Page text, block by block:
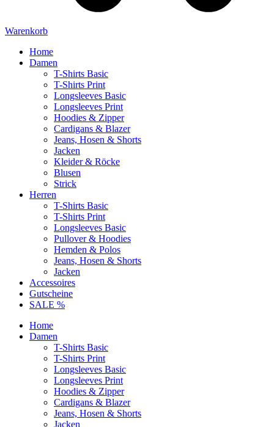
Warenkorb
Home
Damen
T-Shirts Basic
T-Shirts Print
Longsleeves Basic
Longsleeves Print
Hoodies & Zipper
Cardigans & Blazer
Jeans, Hosen & Shorts
Jacken
Kleider & Röcke
Blusen
Strick
Herren
T-Shirts Basic
T-Shirts Print
Longsleeves Basic
Pullover & Hoodies
Hemden & Polos
Jeans, Hosen & Shorts
Jacken
Accessoires
Gutscheine
SALE %
Home
Damen
T-Shirts Basic
T-Shirts Print
Longsleeves Basic
Longsleeves Print
Hoodies & Zipper
Cardigans & Blazer
Jeans, Hosen & Shorts
Jacken